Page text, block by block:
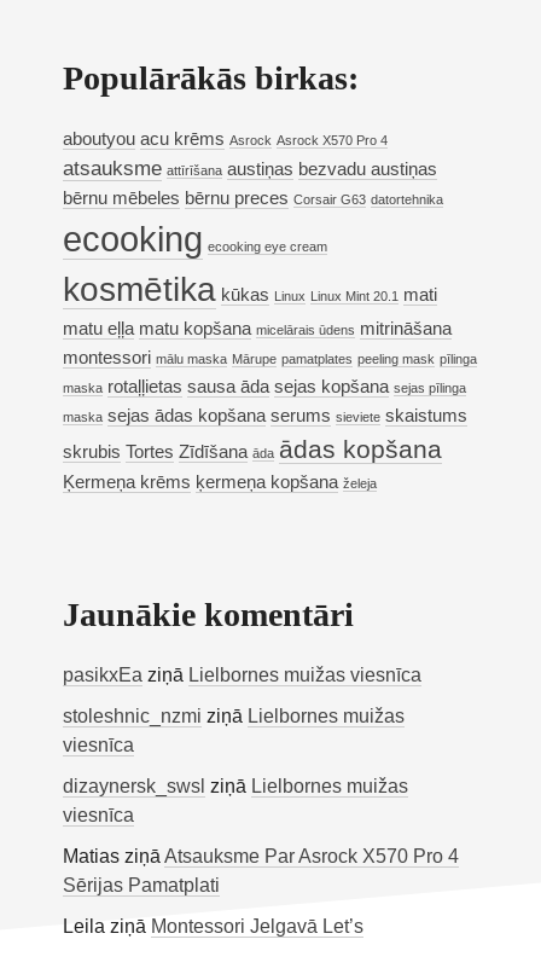
Populārākās birkas:
aboutyou acu krēms Asrock Asrock X570 Pro 4
atsauksme attīrīšana austiņas bezvadu austiņas
bērnu mēbeles bērnu preces Corsair G63 datortehnika
ecooking ecooking eye cream
kosmētika kūkas Linux Linux Mint 20.1 mati
matu eļļa matu kopšana micelārais ūdens mitrināšana
montessori mālu maska Mārupe pamatplates peeling mask pīlinga
maska rotaļļietas sausa āda sejas kopšana sejas pīlinga
maska sejas ādas kopšana serums sieviete skaistums
skrubis Tortes Zīdīšana āda ādas kopšana
Ķermeņa krēms ķermeņa kopšana želeja
Jaunākie komentāri
pasikxEa ziņā Lielbornes muižas viesnīca
stoleshnic_nzmi ziņā Lielbornes muižas
viesnīca
dizaynersk_swsl ziņā Lielbornes muižas
viesnīca
Matias ziņāAtsauksme Par Asrock X570 Pro 4
Sērijas Pamatplati
Leila ziņā Montessori Jelgavā Let’s